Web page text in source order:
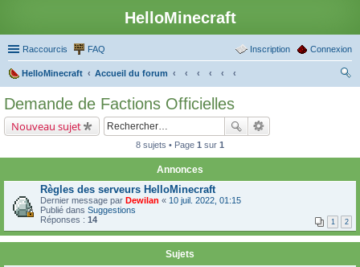
HelloMinecraft
Raccourcis FAQ Connexion
Inscription
HelloMinecraft
Accueil du forum
Demande de Factions Officielles
Nouveau sujet
8 sujets • Page 1 sur 1
Annonces
Règles des serveurs HelloMinecraft
Dernier message par Dewilan « 10 juil. 2022, 01:15
Publié dans Suggestions
Réponses : 14 1 2
Sujets